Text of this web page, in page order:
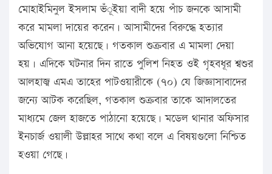
মোহাইমিনুল ইসলাম ভঁূইয়া বাদী হয়ে পাঁচ জনকে আসামী
করে মামলা দায়ের করেন। আসামীদের বিরুদ্ধে হত্যার
অভিযোগ আনা হয়েছে। গতকাল শুক্রবার এ মামলা দেয়া
হয়। এদিকে ঘটনার দিন রাতে পুলিশ নিহত ওই গৃহবধূর শ্বশুর
আলহাজ্ব এমএ তাহের পাটওয়ারীকে (৭০) যে জিজ্ঞাসাবাদের
জন্যে আটক করেছিল, গতকাল শুক্রবার তাকে আদালতের
মাধ্যমে জেল হাজতে পাঠানো হয়েছে। মডেল থানার অফিসার
ইনচার্জ ওয়ালী উল্লাহর সাথে কথা বলে এ বিষয়গুলো নিশ্চিত
হওয়া গেছে।